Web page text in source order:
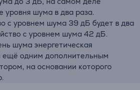
уровня шума в два раза.
с уровнем шума 39 дБ будет в два
с уровнем шума 42 дБ.
шума энергетическая
ещё одним дополнительным
на основании которого